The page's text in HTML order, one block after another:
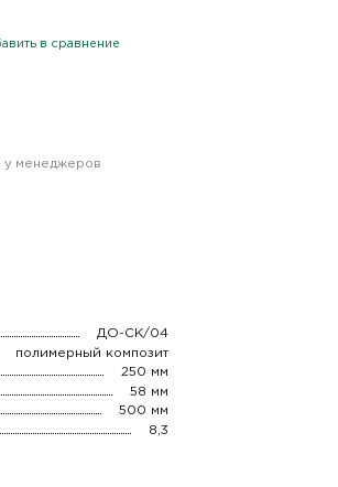
в сравнение
у менеджеров
ДО-СК/04
полимерный композит
250 мм
58 мм
500 мм
8,3